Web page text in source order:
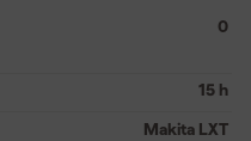
0
15 h
Makita LXT